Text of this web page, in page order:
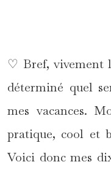
♡ Bref, vivement
déterminé quel
mes vacances.
pratique, cool et
Voici donc mes